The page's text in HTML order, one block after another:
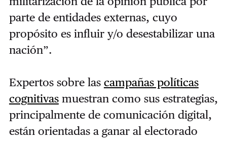
parte de entidades externas, cuyo
propósito es influir y/o desestabilizar una
nación”.
Expertos sobre las campañas políticas
cognitivasmuestran como sus estrategias,
principalmente de comunicación digital,
están orientadas a ganar al electorado